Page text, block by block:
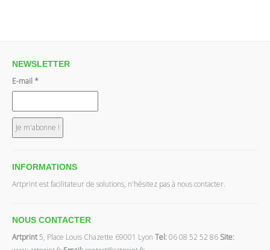
NEWSLETTER
E-mail *
INFORMATIONS
Artprint est facilitateur de solutions, n'hésitez pas à nous contacter.
NOUS CONTACTER
Artprint5, Place Louis Chazette 69001 Lyon Tel:06 08 52 52 86 Site: